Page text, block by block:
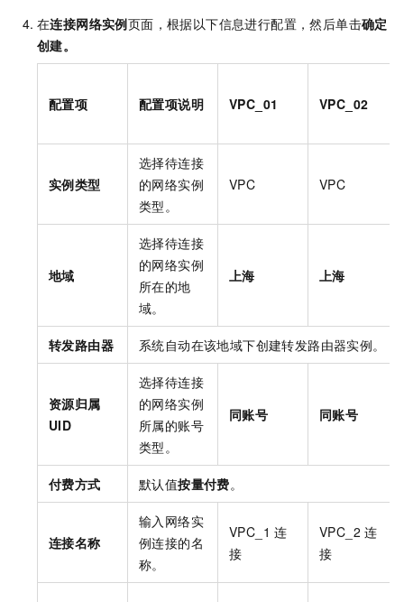
在连接网络实例页面，根据以下信息进行配置，然后单击确定
创建。
配置项 配置项说明 VPC_01 VPC_02
实例类型
选择待连接
的网络实例
类型。
VPC VPC
地域
选择待连接
的网络实例
所在的地
域。
上海 上海
转发路由器 系统自动在该地域下创建转发路由器实例。
资源归属
UID
选择待连接
的网络实例
所属的账号
类型。
同账号 同账号
付费方式 默认值按量付费。
连接名称
输入网络实
例连接的名
称。
VPC_1 连
接
VPC_2 连
接